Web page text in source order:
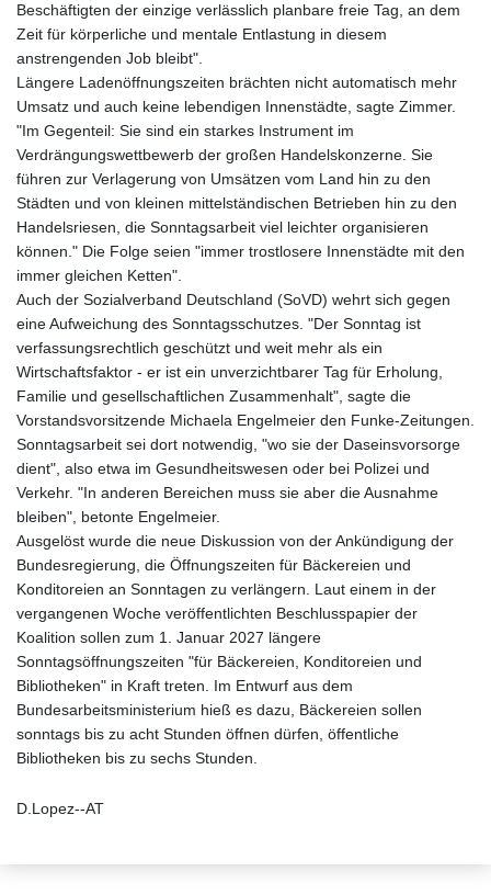
Beschäftigten der einzige verlässlich planbare freie Tag, an dem
Zeit für körperliche und mentale Entlastung in diesem
anstrengenden Job bleibt".
Längere Ladenöffnungszeiten brächten nicht automatisch mehr
Umsatz und auch keine lebendigen Innenstädte, sagte Zimmer.
"Im Gegenteil: Sie sind ein starkes Instrument im
Verdrängungswettbewerb der großen Handelskonzerne. Sie
führen zur Verlagerung von Umsätzen vom Land hin zu den
Städten und von kleinen mittelständischen Betrieben hin zu den
Handelsriesen, die Sonntagsarbeit viel leichter organisieren
können." Die Folge seien "immer trostlosere Innenstädte mit den
immer gleichen Ketten".
Auch der Sozialverband Deutschland (SoVD) wehrt sich gegen
eine Aufweichung des Sonntagsschutzes. "Der Sonntag ist
verfassungsrechtlich geschützt und weit mehr als ein
Wirtschaftsfaktor - er ist ein unverzichtbarer Tag für Erholung,
Familie und gesellschaftlichen Zusammenhalt", sagte die
Vorstandsvorsitzende Michaela Engelmeier den Funke-Zeitungen.
Sonntagsarbeit sei dort notwendig, "wo sie der Daseinsvorsorge
dient", also etwa im Gesundheitswesen oder bei Polizei und
Verkehr. "In anderen Bereichen muss sie aber die Ausnahme
bleiben", betonte Engelmeier.
Ausgelöst wurde die neue Diskussion von der Ankündigung der
Bundesregierung, die Öffnungszeiten für Bäckereien und
Konditoreien an Sonntagen zu verlängern. Laut einem in der
vergangenen Woche veröffentlichten Beschlusspapier der
Koalition sollen zum 1. Januar 2027 längere
Sonntagsöffnungszeiten "für Bäckereien, Konditoreien und
Bibliotheken" in Kraft treten. Im Entwurf aus dem
Bundesarbeitsministerium hieß es dazu, Bäckereien sollen
sonntags bis zu acht Stunden öffnen dürfen, öffentliche
Bibliotheken bis zu sechs Stunden.
D.Lopez--AT